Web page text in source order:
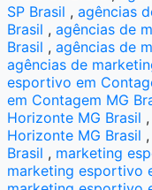
SP Brasil ,agências
Brasil ,agências de
Brasil ,agências de
agências de
esportivo em
em Contagem MG
Horizonte MG Brasil ,
Horizonte MG Brasil ,
Brasil , marketing
marketing esportivo